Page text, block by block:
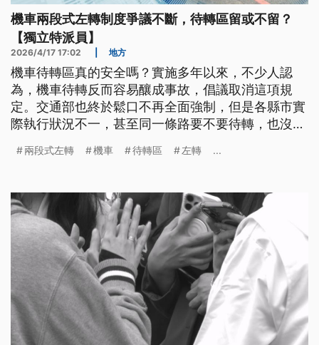
機車兩段式左轉制度爭議不斷，待轉區留或不留？
【獨立特派員】
2026/4/17 17:02 地方
機車待轉區真的安全嗎？實施多年以來，不少人認
為，機車待轉反而容易釀成事故，倡議取消這項規
定。交通部也終於鬆口不再全面強制，但是各縣市實
際執行狀況不一，甚至同一條路要不要待轉，也沒有
兩段式左轉 機車 待轉區 左轉 ...